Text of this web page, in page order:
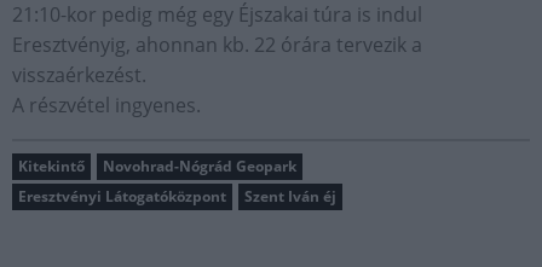
21:10-kor pedig még egy Éjszakai túra is indul
Eresztvényig, ahonnan kb. 22 órára tervezik a
visszaérkezést.
A részvétel ingyenes.
Kitekintő
Novohrad-Nógrád Geopark
Eresztvényi Látogatóközpont
Szent Iván éj